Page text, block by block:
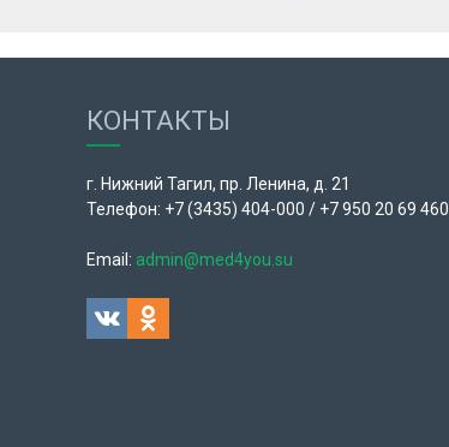
КОНТАКТЫ
г. Нижний Тагил, пр. Ленина, д. 21
Телефон: +7 (3435) 404-000 / +7 950 20 69 460
Email: admin@med4you.su